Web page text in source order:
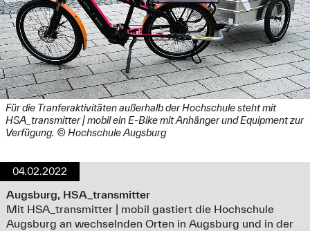
Für die Tranferaktivitäten außerhalb der Hochschule steht mit
HSA_transmitter | mobil ein E-Bike mit Anhänger und Equipment zur
Verfügung. © Hochschule Augsburg
04.02.2022
Augsburg, HSA_transmitter
Mit HSA_transmitter | mobil gastiert die Hochschule
Augsburg an wechselnden Orten in Augsburg und in der